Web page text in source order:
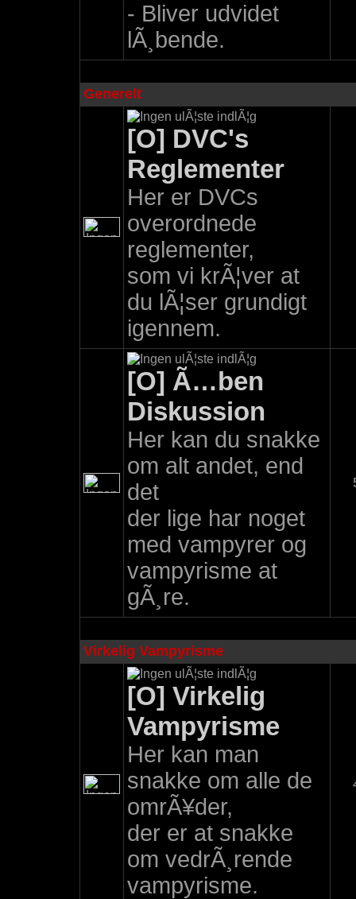
- Bliver udvidet
lÃ¸bende.
Generelt
[O] DVC's
Reglementer
Her er DVCs
overordnede
reglementer,
som vi krÃ¦ver at
du lÃ¦ser grundigt
igennem.
[O] Ã…ben
Diskussion
Her kan du snakke
om alt andet, end
det
der lige har noget
med vampyrer og
vampyrisme at
gÃ¸re.
Virkelig Vampyrisme
[O] Virkelig
Vampyrisme
Her kan man
snakke om alle de
omrÃ¥der,
der er at snakke
om vedrÃ¸rende
vampyrisme.